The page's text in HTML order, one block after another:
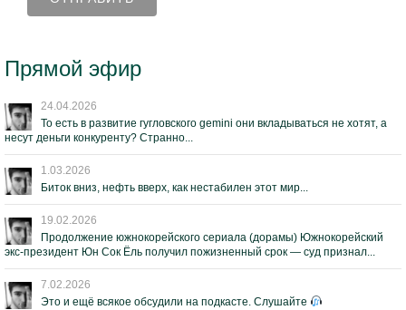
Прямой эфир
24.04.2026
То есть в развитие гугловского gemini они вкладываться не хотят, а
несут деньги конкуренту? Странно...
1.03.2026
Биток вниз, нефть вверх, как нестабилен этот мир...
19.02.2026
Продолжение южнокорейского сериала (дорамы) Южнокорейский
экс-президент Юн Сок Ёль получил пожизненный срок — суд признал...
7.02.2026
Это и ещё всякое обсудили на подкасте. Слушайте